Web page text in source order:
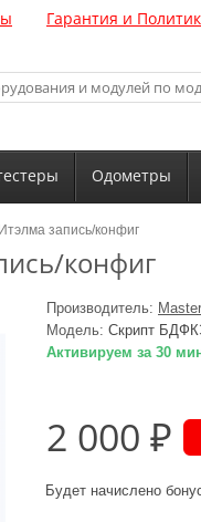
Гарантия и
Одометры
запись/конфиг
конфиг
Производитель:
Модель: Скрипт
Активируем за 30
2 000 ₽
Будет начислено